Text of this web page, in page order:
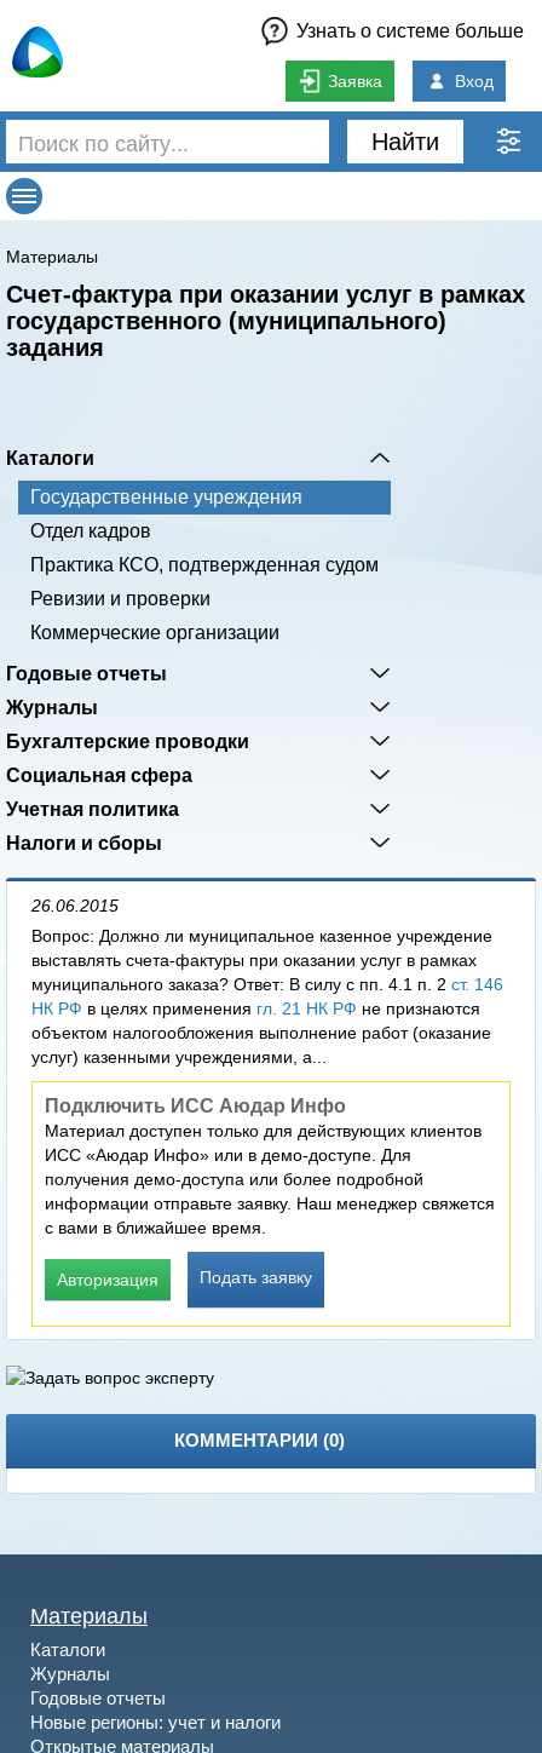
Узнать о системе больше
Заявка Вход
Найти
Материалы
Счет-фактура при оказании услуг в рамках
государственного (муниципального)
задания
Каталоги
Государственные учреждения
Отдел кадров
Практика КСО, подтвержденная судом
Ревизии и проверки
Коммерческие организации
Годовые отчеты
Журналы
Бухгалтерские проводки
Социальная сфера
Учетная политика
Налоги и сборы
26.06.2015
Вопрос: Должно ли муниципальное казенное учреждение
выставлять счета-фактуры при оказании услуг в рамках
муниципального заказа? Ответ: В силу с пп. 4.1 п. 2 ст. 146
НК РФ в целях применения гл. 21 НК РФ не признаются
объектом налогообложения выполнение работ (оказание
услуг) казенными учреждениями, а...
Подключить ИСС Аюдар Инфо
Материал доступен только для действующих клиентов
ИСС «Аюдар Инфо» или в демо-доступе. Для
получения демо-доступа или более подробной
информации отправьте заявку. Наш менеджер свяжется
с вами в ближайшее время.
Авторизация Подать заявку
КОММЕНТАРИИ (0)
Материалы
Каталоги
Журналы
Годовые отчеты
Новые регионы: учет и налоги
Открытые материалы